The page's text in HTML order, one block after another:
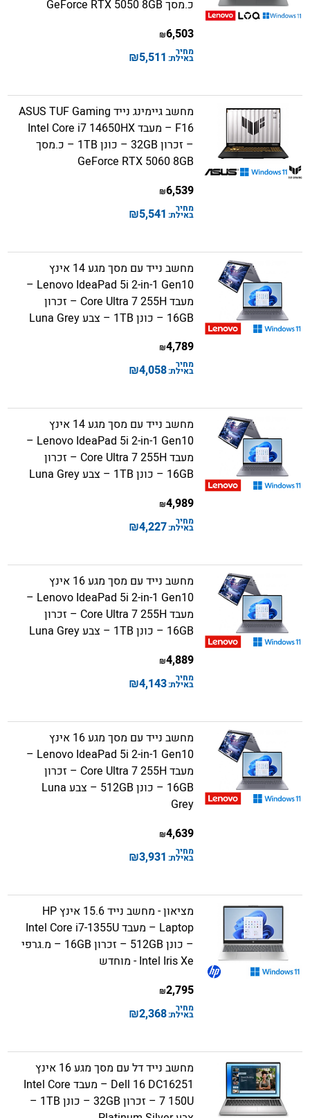
כ.מסך GeForce RTX 5050 8GB
6,503
₪
מחיר
באילת: 5,511
₪
מחשב גיימינג נייד ASUS TUF Gaming
F16 – מעבד Intel Core i7 14650HX
– זכרון 32GB – כונן 1TB – כ.מסך
GeForce RTX 5060 8GB
6,539
₪
מחיר
באילת: 5,541
₪
מחשב נייד עם מסך מגע 14 אינץ
Lenovo IdeaPad 5i 2-in-1 Gen10 –
מעבד Core Ultra 7 255H – זכרון
16GB – כונן 1TB – צבע Luna Grey
4,789
₪
מחיר
באילת:4,058
₪
מחשב נייד עם מסך מגע 14 אינץ
Lenovo IdeaPad 5i 2-in-1 Gen10 –
מעבד Core Ultra 7 255H – זכרון
16GB – כונן 1TB – צבע Luna Grey
4,989
₪
מחיר
באילת:4,227
₪
מחשב נייד עם מסך מגע 16 אינץ
Lenovo IdeaPad 5i 2-in-1 Gen10 –
מעבד Core Ultra 7 255H – זכרון
16GB – כונן 1TB – צבע Luna Grey
4,889
₪
מחיר
באילת:4,143
₪
מחשב נייד עם מסך מגע 16 אינץ
Lenovo IdeaPad 5i 2-in-1 Gen10 –
מעבד Core Ultra 7 255H – זכרון
16GB – כונן 512GB – צבע Luna
Grey
4,639
₪
מחיר
באילת: 3,931
₪
מציאון - מחשב נייד 15.6 אינץ HP
Laptop – מעבד Intel Core i7-1355U
– כונן 512GB – זכרון 16GB – מ.גרפי
Intel Iris Xe - מוחדש
2,795
₪
מחיר
באילת:2,368
₪
מחשב נייד דל עם מסך מגע 16 אינץ
Dell 16 DC16251 – מעבד Intel Core
7 150U – זכרון 32GB – כונן 1TB –